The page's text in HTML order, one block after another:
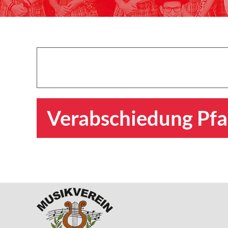
Verabschiedung
Frühshoppen Feuerwehrfest Owingen